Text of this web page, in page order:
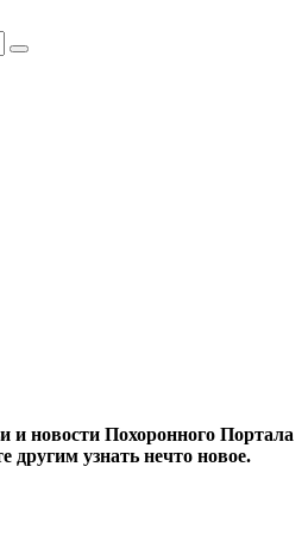
и новости Похоронного Портала
другим узнать нечто новое.